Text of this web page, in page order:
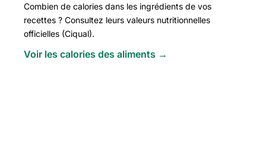
Combien de calories dans les ingrédients de vos
recettes ? Consultez leurs valeurs nutritionnelles
officielles (Ciqual).
Voir les calories des aliments →